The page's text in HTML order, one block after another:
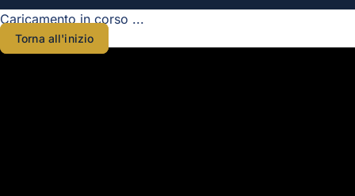
Caricamento in corso ...
Torna all'inizio